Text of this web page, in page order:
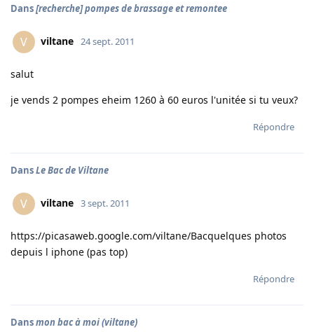
Dans[recherche] pompes de brassage et remontee
V viltane 24 sept. 2011
salut
je vends 2 pompes eheim 1260 à 60 euros l'unitée si tu veux?
Répondre
DansLe Bac de Viltane
V viltane 3 sept. 2011
https://picasaweb.google.com/viltane/Bacquelques photos
depuis l iphone (pas top)
Répondre
Dansmon bac à moi (viltane)